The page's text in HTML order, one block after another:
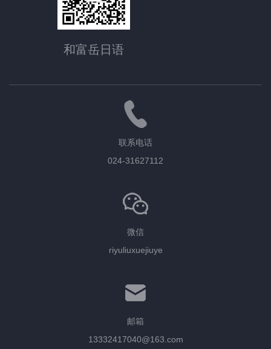
和富岳日语
联系电话
024-31627112
微信
riyuliuxuejiuye
邮箱
13332417040@163.com